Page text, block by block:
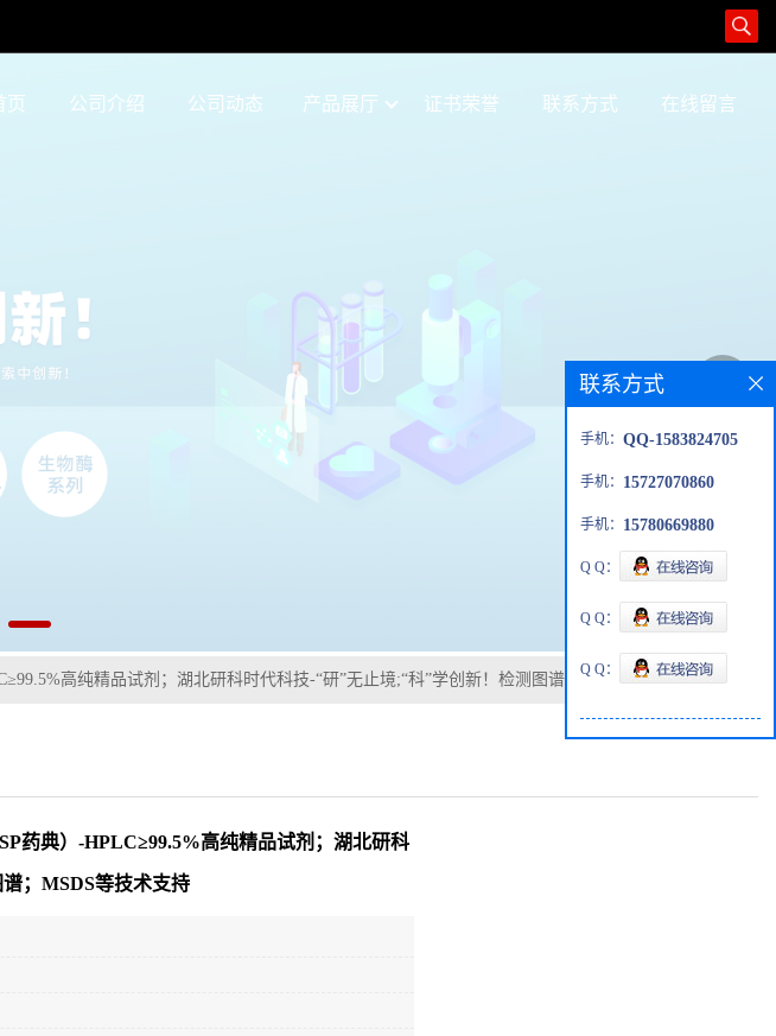
页 公司介绍 公司动态 产品展厅 证书荣誉 联系方式 在线留言
高纯精品试剂；湖北研科时代科技-“研”无止境;“科”学创新！检测图谱；MSDS等技术支持
药典）-HPLC≥99.5%高纯精品试剂；湖北研科
；MSDS等技术支持
联系方式
手机： QQ-1583824705
手机： 15727070860
手机： 15780669880
Q Q：
Q Q：
Q Q：